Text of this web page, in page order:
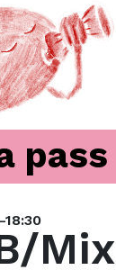
pass
18:30
Mix